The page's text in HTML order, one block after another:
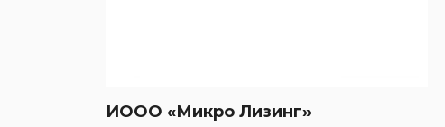
ИООО «Микро Лизинг»